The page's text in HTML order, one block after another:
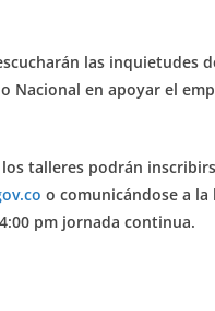
las inquietudes
Nacional en apoyar el
talleres podrán
o comunicándose a
pm jornada continua.